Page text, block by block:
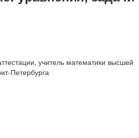
учитель математики высшей
Петербурга